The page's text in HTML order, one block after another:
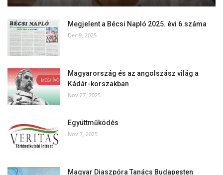
Megjelent a Bécsi Napló 2025. évi 6.száma
Dec 9, 2025
Magyarország és az angolszász világ a
Kádár-korszakban
Nov 27, 2025
Együttműködés
Nov 7, 2025
Magyar Diaszpóra Tanács Budapesten